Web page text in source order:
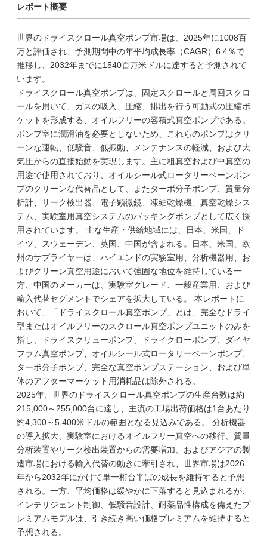
レポート概要
世界のドライスクロール真空ポンプ市場は、2025年に1008百
万と評価され、予測期間中の年平均成長率（CAGR）6.4％で
推移し、2032年までに1540百万米ドルに達すると予測されて
います。
ドライスクロール真空ポンプは、固定スクロールと周回スクロ
ールを用いて、ガスの吸入、圧縮、排出を行う可動式の圧縮ポ
ケットを形成する、オイルフリーの容積式真空ポンプである。
ポンプ室に潤滑油を必要としないため、これらのポンプはクリ
ーンな運転、低騒音、低振動、メンテナンスの軽減、および大
気圧からの直接始動を実現します。主に粗真空および中真空の
用途で使用されており、オイルシール式ロータリーベーンポン
プのクリーンな代替品として、またターボ分子ポンプ、質量分
析計、リーク検出器、電子顕微鏡、凍結乾燥機、真空乾燥シス
テム、実験室用真空システムのバッキングポンプとして広く採
用されています。 主な生産・供給地域には、日本、米国、ド
イツ、スウェーデン、英国、中国が含まれる。日本、米国、欧
州のサプライヤーは、ハイエンドの実験室用、分析機器用、お
よびクリーン真空用途において強固な地位を維持している一
方、中国のメーカーは、実験室グレード、一般産業用、および
輸入代替セグメントでシェアを拡大している。 本レポートに
おいて、「ドライスクロール真空ポンプ」とは、完全なドライ
型またはオイルフリーのスクロール真空ポンプユニットのみを
指し、ドライスクリューポンプ、ドライクローポンプ、ダイヤ
フラム真空ポンプ、オイルシール式ロータリーベーンポンプ、
ターボ分子ポンプ、完全な真空ポンプステーション、および単
体のアフターマーケット用消耗品は除外される。
2025年、世界のドライスクロール真空ポンプの生産台数は約
215,000～255,000台に達し、主流の工場出荷価格は1台あたり
約4,300～5,400米ドルの範囲となる見込みである。 分析機器
の導入拡大、実験室におけるオイルフリー真空への移行、質量
分析装置やリーク検出装置からの需要増加、およびアジアの製
造市場における輸入代替の動きに牽引され、世界市場は2026
年から2032年にかけて単一桁台半ばの成長を維持すると予想
される。一方、平均価格は緩やかに下落すると見込まれるが、
インテリジェント制御、低騒音設計、耐薬品性構成を備えたプ
レミアムモデルは、引き続き高い価格プレミアムを維持すると
予想される。